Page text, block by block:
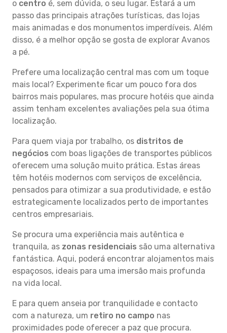
o centro é, sem dúvida, o seu lugar. Estará a um
passo das principais atrações turísticas, das lojas
mais animadas e dos monumentos imperdíveis. Além
disso, é a melhor opção se gosta de explorar Avanos
a pé.
Prefere uma localização central mas com um toque
mais local? Experimente ficar um pouco fora dos
bairros mais populares, mas procure hotéis que ainda
assim tenham excelentes avaliações pela sua ótima
localização.
Para quem viaja por trabalho, os distritos de
negócios com boas ligações de transportes públicos
oferecem uma solução muito prática. Estas áreas
têm hotéis modernos com serviços de excelência,
pensados para otimizar a sua produtividade, e estão
estrategicamente localizados perto de importantes
centros empresariais.
Se procura uma experiência mais autêntica e
tranquila, as zonas residenciais são uma alternativa
fantástica. Aqui, poderá encontrar alojamentos mais
espaçosos, ideais para uma imersão mais profunda
na vida local.
E para quem anseia por tranquilidade e contacto
com a natureza, um retiro no campo nas
proximidades pode oferecer a paz que procura.